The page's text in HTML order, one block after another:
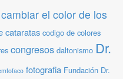
cambiar el color de los
cataratas codigo de colores
congresos daltonismo Dr.
fotografia Fundación Dr.